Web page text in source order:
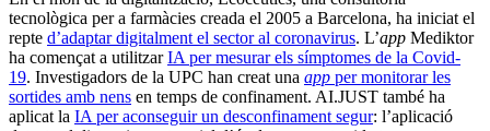
tecnològica per a farmàcies creada el 2005 a Barcelona, ha iniciat el
repte d’adaptar digitalment el sector al coronavirus. L’app Mediktor
ha començat a utilitzarIA per mesurar els símptomes de la Covid-
19. Investigadors de la UPC han creat una app per monitorar les
sortides amb nens en temps de confinament. AI.JUST també ha
aplicat la IA per aconseguir un desconfinament segur: l’aplicació